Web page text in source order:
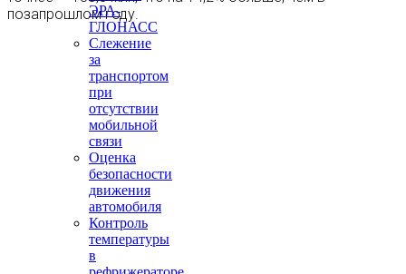
ЭРА-
ГЛОНАСС
Слежение
за
транспортом
при
отсутствии
мобильной
связи
Оценка
безопасности
движения
автомобиля
Контроль
температуры
в
позапрошлом году.